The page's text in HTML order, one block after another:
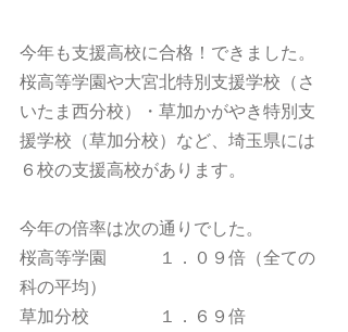
今年も支援高校に合格！できました。
桜高等学園や大宮北特別支援学校（さ
いたま西分校）・草加かがやき特別支
援学校（草加分校）など、埼玉県には
６校の支援高校があります。
今年の倍率は次の通りでした。
桜高等学園　　　１．０９倍（全ての
科の平均）
草加分校　　　　１．６９倍